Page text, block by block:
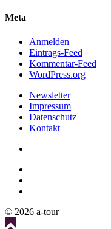
Meta
Anmelden
Eintrags-Feed
Kommentar-Feed
WordPress.org
Newsletter
Impressum
Datenschutz
Kontakt
© 2026 a-tour